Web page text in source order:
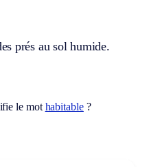
prés au sol humide.
le mot habitable?